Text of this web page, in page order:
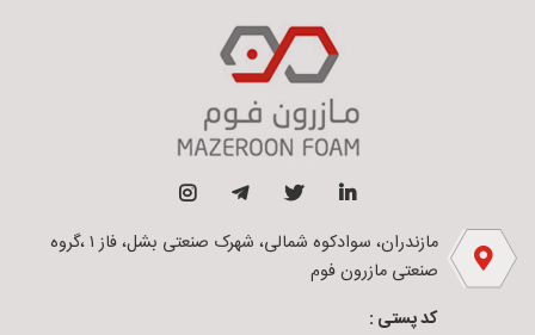
مازندران، سوادکوه شمالی، شهرک صنعتی بشل، فاز ۱ ،گروه
صنعتی مازرون فوم
کد پستی :